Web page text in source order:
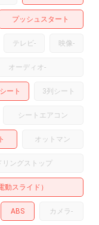
プッシュスタート
テレビ- 映像-
オーディオ-
ート 3列シート
シートエアコン
オットマン
リングストップ
動スライド）
ABS カメラ-